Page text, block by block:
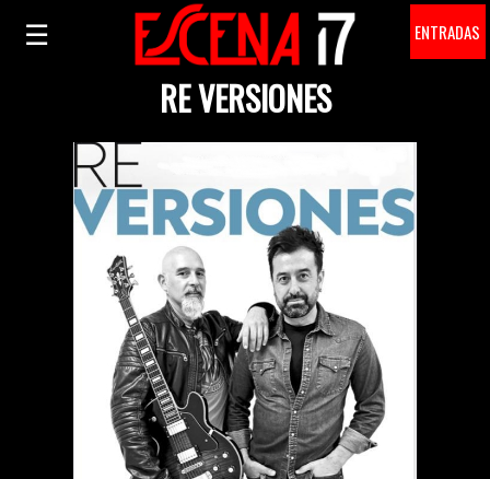
☰ ENTRADAS
RE VERSIONES